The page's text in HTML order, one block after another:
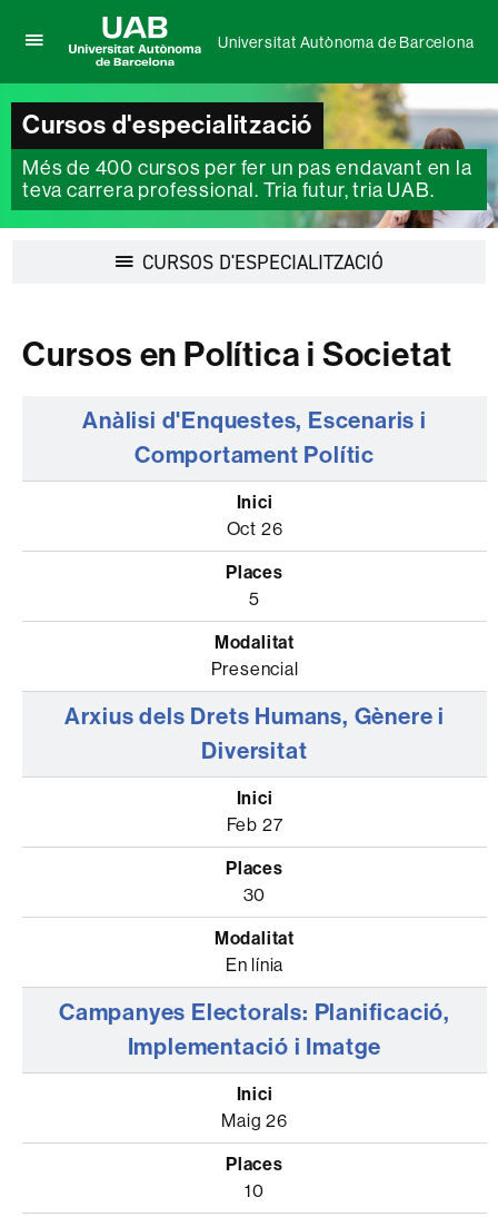
per
desplegar
el
menú
de
Universitat
Autònoma
de
Universitat
Autònoma
de
Barcelona
Universitat Autònoma de Barcelona
Cursos d'especialització
Més de 400 cursos per fer un pas endavant en la
teva carrera professional. Tria futur, tria UAB.
CURSOS D'ESPECIALITZACIÓDesplegar
Cursos en Política i Societat
Anàlisi d'Enquestes, Escenaris i
Comportament Polític
Oct 26
5
Presencial
Arxius dels Drets Humans, Gènere i
Diversitat
Feb 27
30
En línia
Campanyes Electorals: Planificació,
Implementació i Imatge
Maig 26
10